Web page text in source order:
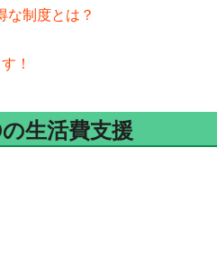
な制度とは？
！
生活費支援